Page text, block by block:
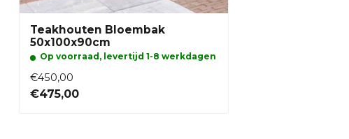
Teakhouten Bloembak
50x100x90cm
Op voorraad, levertijd 1-8 werkdagen
€450,00
€475,00